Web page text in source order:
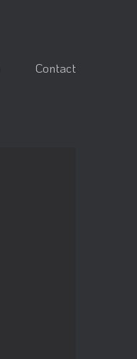
Contact